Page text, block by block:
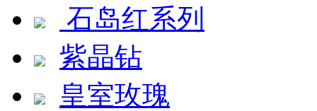
石岛红系列
紫晶钻
皇室玫瑰